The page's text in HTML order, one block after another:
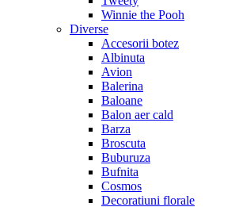
Winnie the Pooh
Diverse
Accesorii botez
Albinuta
Avion
Balerina
Baloane
Balon aer cald
Barza
Broscuta
Buburuza
Bufnita
Cosmos
Decoratiuni florale